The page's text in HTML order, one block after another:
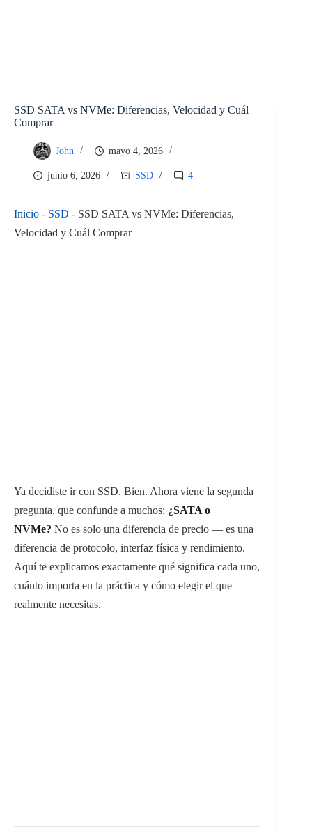
SSD SATA vs NVMe: Diferencias, Velocidad y Cuál
Comprar
John mayo 4, 2026
junio 6, 2026 SSD 4
Inicio - SSD - SSD SATA vs NVMe: Diferencias,
Velocidad y Cuál Comprar
Ya decidiste ir con SSD. Bien. Ahora viene la segunda
pregunta, que confunde a muchos: ¿SATA o
NVMe? No es solo una diferencia de precio — es una
diferencia de protocolo, interfaz física y rendimiento.
Aquí te explicamos exactamente qué significa cada uno,
cuánto importa en la práctica y cómo elegir el que
realmente necesitas.